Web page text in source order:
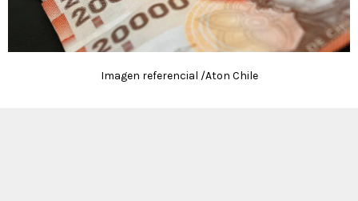
Imagen referencial /Aton Chile